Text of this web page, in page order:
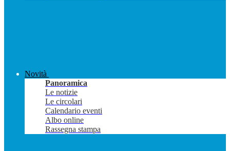
Novità
Panoramica
Le notizie
Le circolari
Calendario eventi
Albo online
Rassegna stampa